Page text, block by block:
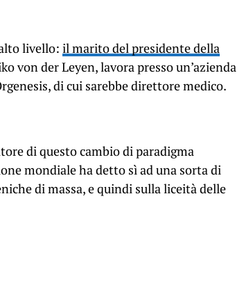
livello: il marito del presidente della
von der Leyen, lavora presso un’azienda
di cui sarebbe direttore medico.
di questo cambio di paradigma
mondiale ha detto sì ad una sorta di
di massa, e quindi sulla liceità delle